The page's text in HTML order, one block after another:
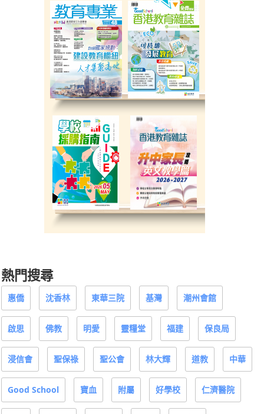
熱門搜尋
惠僑 沈香林 東華三院 基灣 潮州會館
啟思 佛教 明愛 靈糧堂 福建 保良局
浸信會 聖保祿 聖公會 林大輝 道教 中華
Good School 寶血 附屬 好學校 仁濟醫院